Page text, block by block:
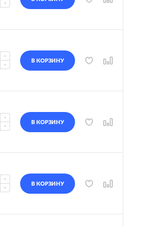
В КОРЗИНУ
В КОРЗИНУ
В КОРЗИНУ